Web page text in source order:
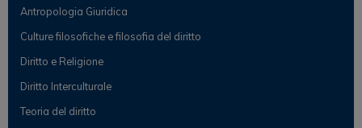
Antropologia Giuridica
Culture filosofiche e filosofia del diritto
Diritto e Religione
Diritto Interculturale
Teoria del diritto